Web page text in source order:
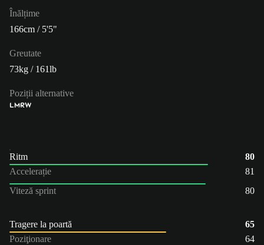
Înălțime
166cm / 5'5"
Greutate
73kg / 161lb
Poziții alternative
LMRW
Ritm
80
Accelerație
81
Viteză sprint
80
Tragere la poartă
65
Poziţionare
64